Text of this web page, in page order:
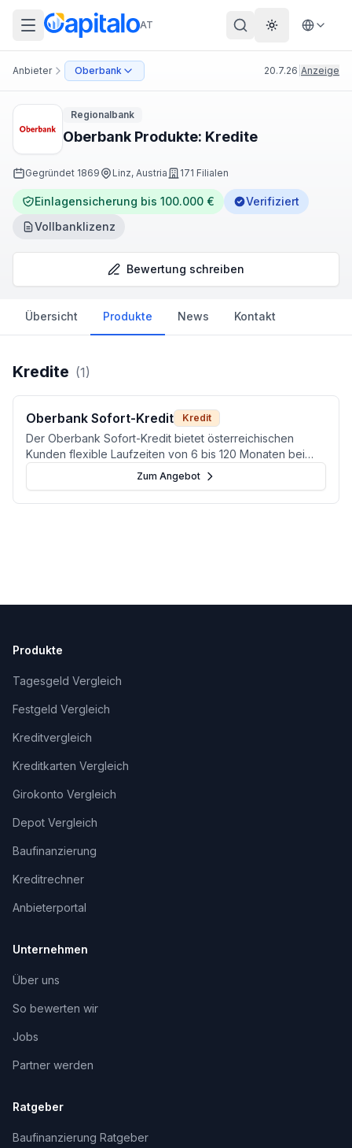
AT Theme
Anbieter Oberbank 20.7.26 Anzeige
Regionalbank
Oberbank Produkte: Kredite
Gegründet 1869 Linz, Austria 171 Filialen
Einlagensicherung bis 100.000 €
Verifiziert
Vollbanklizenz
Bewertung schreiben
Übersicht Produkte News Kontakt
Kredite (1)
Oberbank Sofort-Kredit Kredit
Der Oberbank Sofort-Kredit bietet österreichischen
Kunden flexible Laufzeiten von 6 bis 120 Monaten bei
Kreditsummen bis 50.000 Euro.
Zum Angebot
Produkte
Tagesgeld Vergleich
Festgeld Vergleich
Kreditvergleich
Kreditkarten Vergleich
Girokonto Vergleich
Depot Vergleich
Baufinanzierung
Kreditrechner
Anbieterportal
Unternehmen
Über uns
So bewerten wir
Jobs
Partner werden
Ratgeber
Baufinanzierung Ratgeber